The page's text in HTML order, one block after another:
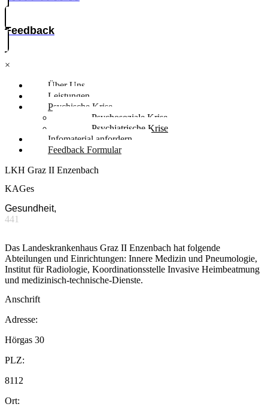
Feedback
×
Über Uns
Leistungen
Psychische Krise
Psychosoziale Krise
Psychiatrische Krise
Infomaterial anfordern
Feedback Formular
LKH Graz II Enzenbach
KAGes
Gesundheit,
441
Das Landeskrankenhaus Graz II Enzenbach hat folgende
Abteilungen und Einrichtungen: Innere Medizin und Pneumologie,
Institut für Radiologie, Koordinationsstelle Invasive Heimbeatmung
und medizinisch-technische-Dienste.
Anschrift
Adresse:
Hörgas 30
PLZ:
8112
Ort: